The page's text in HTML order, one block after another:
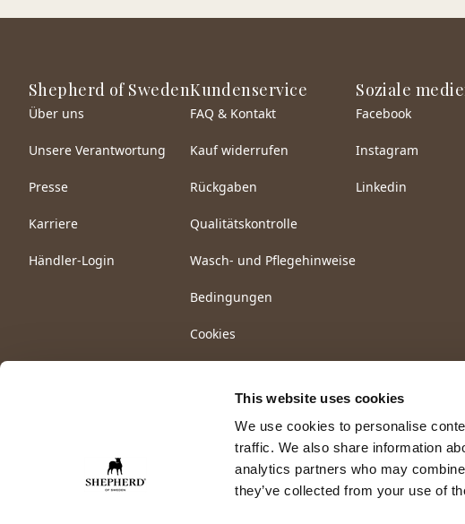
This website uses cookies
We use cookies to personalise
traffic. We also share information
analytics partners who may
they’ve collected from your use of
Shepherd of Sweden
Über uns
Unsere Verantwortung
Presse
Karriere
Händler-Login
Kundenservice
FAQ & Kontakt
Kauf widerrufen
Rückgaben
Qualitätskontrolle
Wasch- und Pflegehinweise
Bedingungen
Cookies
Soziale
Facebook
Instagram
Linkedin